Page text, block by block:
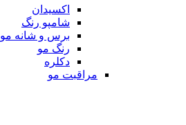
اکسیدان
شامپو رنگ
برس و شانه مو
رنگ مو
دکلره
مراقبت مو